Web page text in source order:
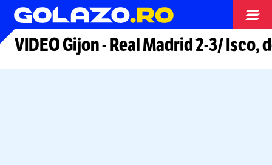
Arhiva fotbal
VIDEO Gijon-Real Madrid2-3/Isco,